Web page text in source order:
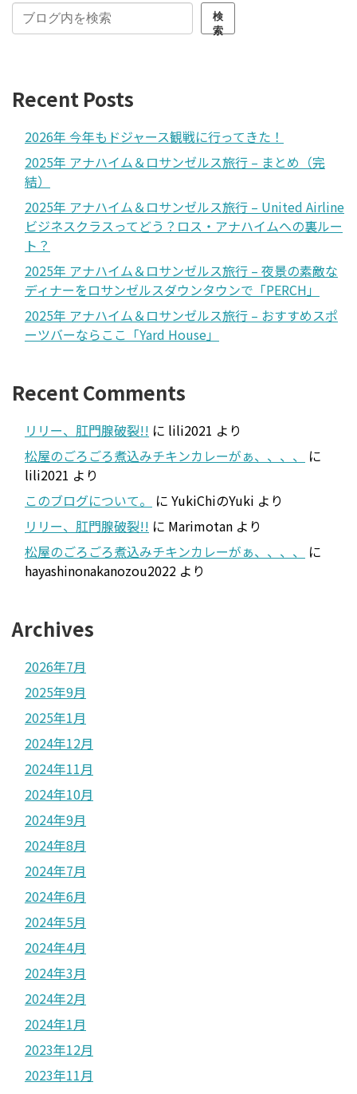
検
索
Recent Posts
2026年 今年もドジャース観戦に行ってきた！
2025年 アナハイム＆ロサンゼルス旅行 – まとめ（完
結）
2025年 アナハイム＆ロサンゼルス旅行 – United Airline
ビジネスクラスってどう？ロス・アナハイムへの裏ルー
ト？
2025年 アナハイム＆ロサンゼルス旅行 – 夜景の素敵な
ディナーをロサンゼルスダウンタウンで「PERCH」
2025年 アナハイム＆ロサンゼルス旅行 – おすすめスポ
ーツバーならここ「Yard House」
Recent Comments
リリー、肛門腺破裂!! に lili2021 より
松屋のごろごろ煮込みチキンカレーがぁ、、、、
に
lili2021 より
このブログについて。
に YukiChiのYuki より
リリー、肛門腺破裂!! に Marimotan より
松屋のごろごろ煮込みチキンカレーがぁ、、、、
に
hayashinonakanozou2022 より
Archives
2026年7月
2025年9月
2025年1月
2024年12月
2024年11月
2024年10月
2024年9月
2024年8月
2024年7月
2024年6月
2024年5月
2024年4月
2024年3月
2024年2月
2024年1月
2023年12月
2023年11月